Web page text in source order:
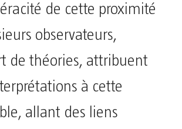
de cette proximité
observateurs,
de théories, attribuent
à cette
allant des liens